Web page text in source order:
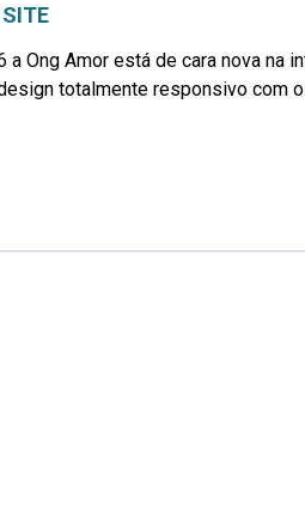
Ong Amor está de cara nova na
totalmente responsivo com